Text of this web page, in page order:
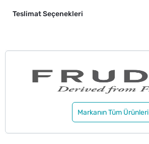
Teslimat Seçenekleri
Markanın Tüm Ürünleri